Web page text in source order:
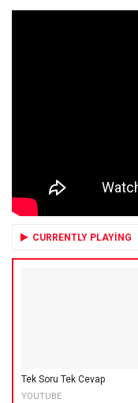
CURRENTLY PLAYING
Tek Soru Tek Cevap
YOUTUBE